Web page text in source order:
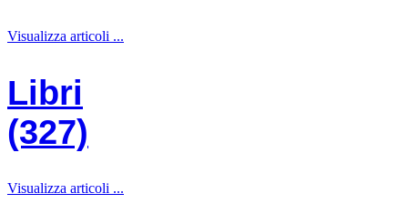
Visualizza articoli ...
Libri
(327)
Visualizza articoli ...